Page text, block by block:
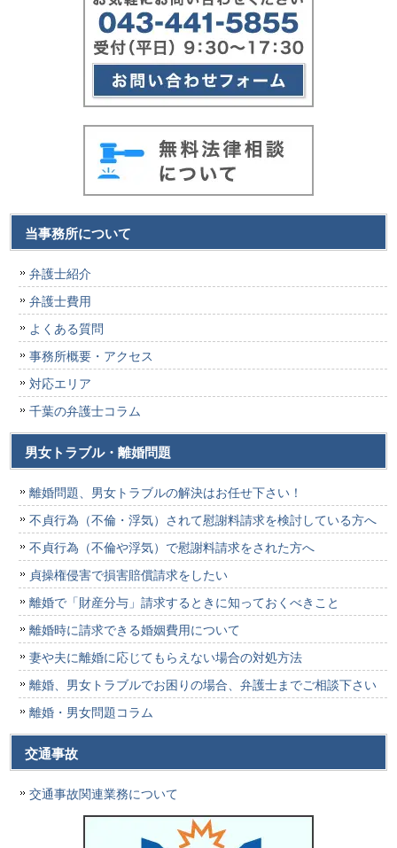
当事務所について
弁護士紹介
弁護士費用
よくある質問
事務所概要・アクセス
対応エリア
千葉の弁護士コラム
男女トラブル・離婚問題
離婚問題、男女トラブルの解決はお任せ下さい！
不貞行為（不倫・浮気）されて慰謝料請求を検討している方へ
不貞行為（不倫や浮気）で慰謝料請求をされた方へ
貞操権侵害で損害賠償請求をしたい
離婚で「財産分与」請求するときに知っておくべきこと
離婚時に請求できる婚姻費用について
妻や夫に離婚に応じてもらえない場合の対処方法
離婚、男女トラブルでお困りの場合、弁護士までご相談下さい
離婚・男女問題コラム
交通事故
交通事故関連業務について